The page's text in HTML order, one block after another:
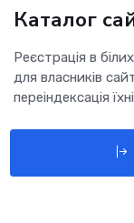
Каталог
Реєстрація в
для власників
переіндексація